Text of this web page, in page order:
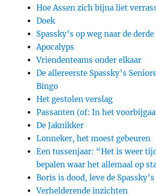
Hoe Assen zich bijna liet
Doek
Spassky’s op weg naar de derde
Apocalyps
Vriendenteams onder elkaar
De allereerste Spassky’s
Bingo
Het gestolen verslag
Passanten (of: In het
De Jaknikker
Lonneker, het moest gebeuren
Een tussenjaar: “Het is weer
bepalen waar het allemaal op
Boris is dood, leve de Spassky’s
Verhelderende inzichten